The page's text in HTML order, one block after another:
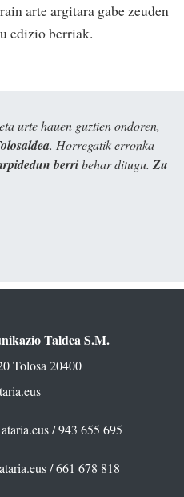
arte argitara gabe zeuden
edizio berriak.
urte hauen guztien ondoren,
. Horregatik erronka
berribehar ditugu. Zu
Taldea S.M.
Tolosa 20400
/ 943 655 695
/ 661 678 818